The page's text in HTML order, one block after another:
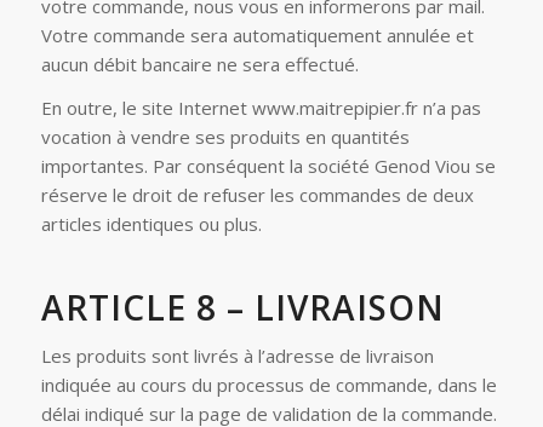
votre commande, nous vous en informerons par mail.
Votre commande sera automatiquement annulée et
aucun débit bancaire ne sera effectué.
En outre, le site Internet www.maitrepipier.fr n’a pas
vocation à vendre ses produits en quantités
importantes. Par conséquent la société Genod Viou se
réserve le droit de refuser les commandes de deux
articles identiques ou plus.
ARTICLE 8 – LIVRAISON
Les produits sont livrés à l’adresse de livraison
indiquée au cours du processus de commande, dans le
délai indiqué sur la page de validation de la commande.